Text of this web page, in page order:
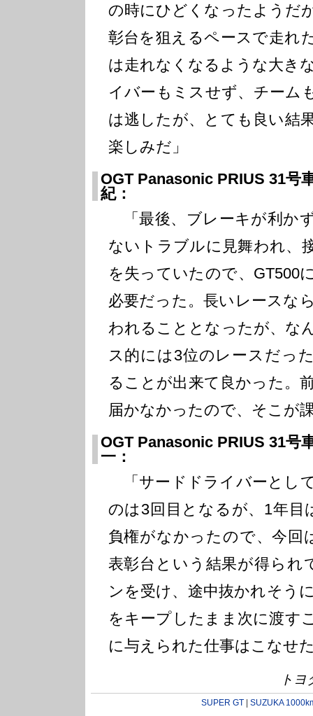
の時にひどくなったようだ
彰台を狙えるペースで走れ
は走れなくなるような大き
イバーもミスせず、チーム
は逃したが、とても良い結
楽しみだ」
OGT Panasonic PRIUS 31
紀：
「最後、ブレーキが利か
ないトラブルに見舞われ、
を失っていたので、GT500
必要だった。長いレースな
われることとなったが、な
ス的には3位のレースだっ
ることが出来て良かった。
届かなかったので、そこが
OGT Panasonic PRIUS 31
一：
「サードドライバーとし
のは3回目となるが、1年目
負権がなかったので、今回
表彰台という結果が得られ
ンを受け、途中抜かれそう
をキープしたまま次に渡す
に与えられた仕事はこなせ
ト
SUPER GT SUZUKA